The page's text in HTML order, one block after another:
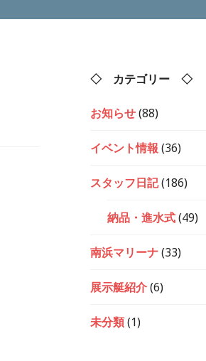
◇ カテゴリー ◇
お知らせ(88)
イベント情報 (36)
スタッフ日記(186)
納品・進水式(49)
南浜マリーナ(33)
展示艇紹介(6)
未分類(1)